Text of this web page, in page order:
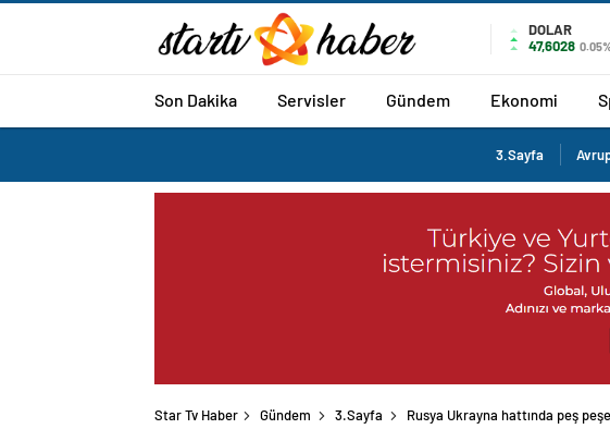
DOLAR
47,6028
Son Dakika Servisler Gündem Ekonomi
3.Sayfa
Star Tv Haber Gündem 3.Sayfa Rusya Ukrayna hattında peş